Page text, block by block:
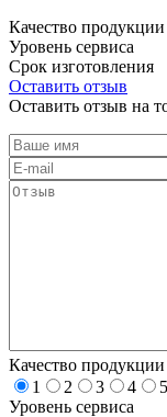
Качество продукции
Уровень сервиса
Срок изготовления
Оставить отзыв
Оставить отзыв на
Качество продукции
1
2 3 4
5
Уровень сервиса